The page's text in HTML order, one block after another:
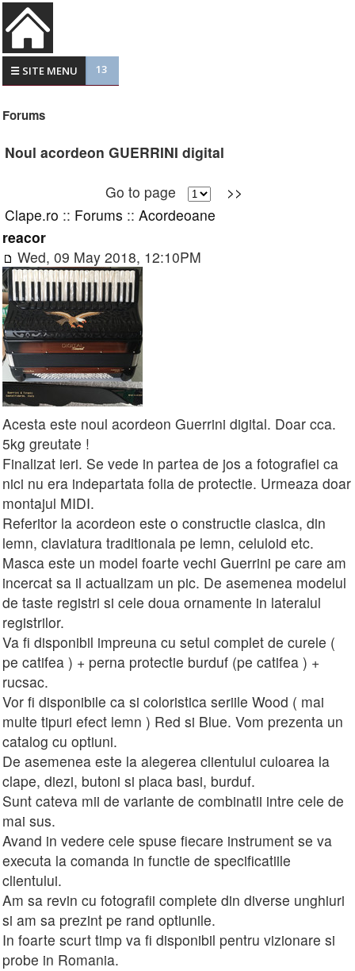
☰ SITE MENU 13
Forums
Noul acordeon GUERRINI digital
Go to page
>>
Clape.ro :: Forums :: Acordeoane
reacor
Wed, 09 May 2018, 12:10PM
Acesta este noul acordeon Guerrini digital. Doar cca.
5kg greutate !
Finalizat ieri. Se vede in partea de jos a fotografiei ca
nici nu era indepartata folia de protectie. Urmeaza doar
montajul MIDI.
Referitor la acordeon este o constructie clasica, din
lemn, claviatura traditionala pe lemn, celuloid etc.
Masca este un model foarte vechi Guerrini pe care am
incercat sa il actualizam un pic. De asemenea modelul
de taste registri si cele doua ornamente in lateralul
registrilor.
Va fi disponibil impreuna cu setul complet de curele (
pe catifea ) + perna protectie burduf (pe catifea ) +
rucsac.
Vor fi disponibile ca si coloristica seriile Wood ( mai
multe tipuri efect lemn ) Red si Blue. Vom prezenta un
catalog cu optiuni.
De asemenea este la alegerea clientului culoarea la
clape, diezi, butoni si placa basi, burduf.
Sunt cateva mii de variante de combinatii intre cele de
mai sus.
Avand in vedere cele spuse fiecare instrument se va
executa la comanda in functie de specificatiile
clientului.
Am sa revin cu fotografii complete din diverse unghiuri
si am sa prezint pe rand optiunile.
In foarte scurt timp va fi disponibil pentru vizionare si
probe in Romania.